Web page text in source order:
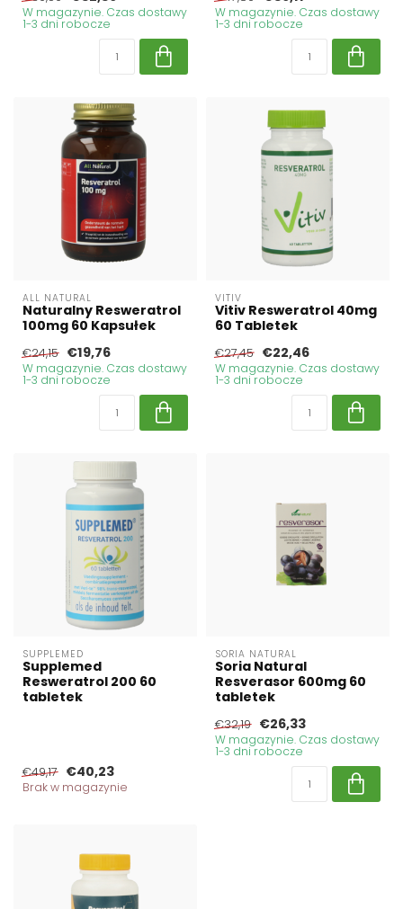
W magazynie. Czas dostawy
1-3 dni robocze
W magazynie. Czas dostawy
1-3 dni robocze
ALL NATURAL
Naturalny Resweratrol
100mg 60 Kapsułek
€24,15 €19,76
W magazynie. Czas dostawy
1-3 dni robocze
VITIV
Vitiv Resweratrol 40mg
60 Tabletek
€27,45 €22,46
W magazynie. Czas dostawy
1-3 dni robocze
SUPPLEMED
Supplemed
Resweratrol 200 60
tabletek
€49,17 €40,23
Brak w magazynie
SORIA NATURAL
Soria Natural
Resverasor 600mg 60
tabletek
€32,19 €26,33
W magazynie. Czas dostawy
1-3 dni robocze